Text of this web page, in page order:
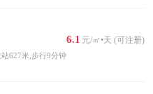
6.1 元/㎡•天 (可注册)
627米,步行9分钟